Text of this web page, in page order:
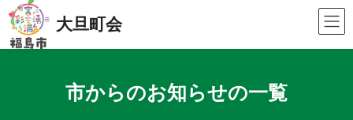
Skip
to
the
content
Skip
to
the
Navigation
大旦町会
市からのお知らせの一覧